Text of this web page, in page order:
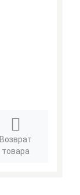
Возврат
товара